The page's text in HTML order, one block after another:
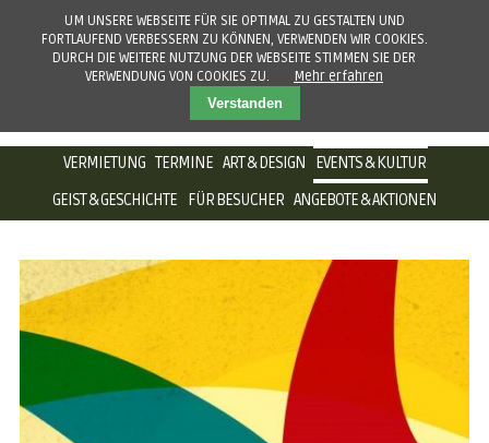
NAVIGATION
ÜBERSPRINGEN
VERMIETUNG TERMINE ART & DESIGN
EVENTS & KULTUR
GEIST & GESCHICHTE
FÜR BESUCHER ANGEBOTE & AKTIONEN
UM UNSERE WEBSEITE FÜR SIE OPTIMAL ZU GESTALTEN UND
FORTLAUFEND VERBESSERN ZU KÖNNEN, VERWENDEN WIR COOKIES.
DURCH DIE WEITERE NUTZUNG DER WEBSEITE STIMMEN SIE DER
VERWENDUNG VON COOKIES ZU.
Mehr erfahren
Verstanden